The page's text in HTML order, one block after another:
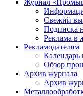
Журнал
Свежий
Подписка
Реклама в
Рекламодателям
Календарь
Обзор
Архив журнала
Архив